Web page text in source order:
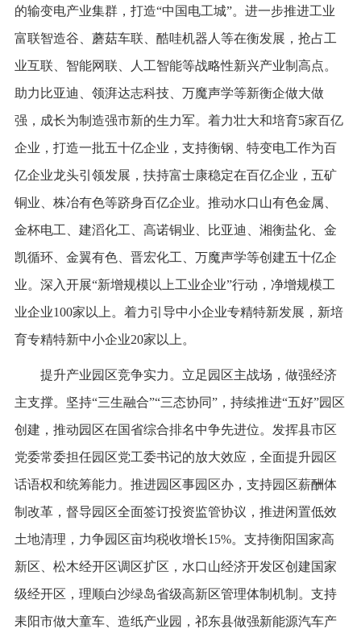
的输变电产业集群，打造“中国电工城”。进一步推进工业
富联智造谷、蘑菇车联、酷哇机器人等在衡发展，抢占工
业互联、智能网联、人工智能等战略性新兴产业制高点。
助力比亚迪、领湃达志科技、万魔声学等新衡企做大做
强，成长为制造强市新的生力军。着力壮大和培育5家百亿
企业，打造一批五十亿企业，支持衡钢、特变电工作为百
亿企业龙头引领发展，扶持富士康稳定在百亿企业，五矿
铜业、株冶有色等跻身百亿企业。推动水口山有色金属、
金杯电工、建滔化工、高诺铜业、比亚迪、湘衡盐化、金
凯循环、金翼有色、晋宏化工、万魔声学等创建五十亿企
业。深入开展“新增规模以上工业企业”行动，净增规模工
业企业100家以上。着力引导中小企业专精特新发展，新培
育专精特新中小企业20家以上。
提升产业园区竞争实力。立足园区主战场，做强经济
主支撑。坚持“三生融合”“三态协同”，持续推进“五好”园区
创建，推动园区在国省综合排名中争先进位。发挥县市区
党委常委担任园区党工委书记的放大效应，全面提升园区
话语权和统筹能力。推进园区事园区办，支持园区薪酬体
制改革，督导园区全面签订投资监管协议，推进闲置低效
土地清理，力争园区亩均税收增长15%。支持衡阳国家高
新区、松木经开区调区扩区，水口山经济开发区创建国家
级经开区，理顺白沙绿岛省级高新区管理体制机制。支持
耒阳市做大童车、造纸产业园，祁东县做强新能源汽车产